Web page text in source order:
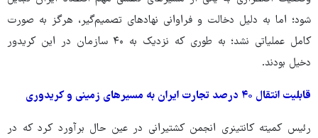
شود؛ اما به دلیل دخالت و فراوانی نهادهای تصمیم‌گیر، هرگز به‌ صورت
کامل عملیاتی نشد؛ به‌ طوری ‌که نزدیک به ۴۰ سازمان در این کریدور
دخیل بودند.
قابلیت انتقال ۴۰ درصد تجارت ایران به مسیرهای زمینی و کریدوری
رئیس کمیته کانتینری انجمن کشتیرانی در عین حال برآورد کرد که در